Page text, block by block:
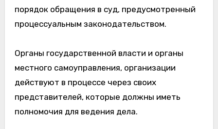
порядок обращения в суд, предусмотренный
процессуальным законодательством.
Органы государственной власти и органы
местного самоуправления, организации
действуют в процессе через своих
представителей, которые должны иметь
полномочия для ведения дела.